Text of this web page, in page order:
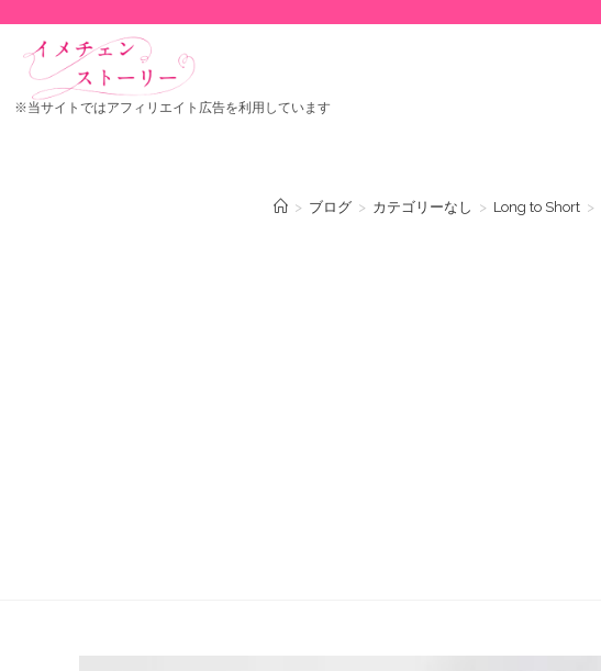
※当サイトではアフィリエイト広告を利用しています
> ブログ > カテゴリーなし > Long to Short >